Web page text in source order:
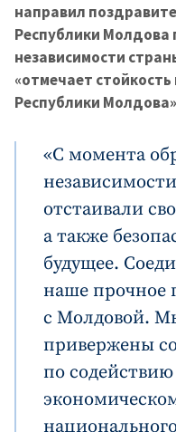
направил
Республики
независимости
«отмечает
Республики
«С момента
отстаивали
а также
будущее.
наше прочное
с Молдовой.
привержены
по